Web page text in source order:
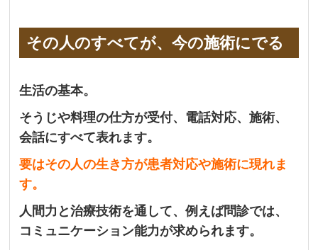
その人のすべてが、今の施術にでる
生活の基本。
そうじや料理の仕方が受付、電話対応、施術、
会話にすべて表れます。
要はその人の生き方が患者対応や施術に現れま
す。
人間力と治療技術を通して、例えば問診では、
コミュニケーション能力が求められます。